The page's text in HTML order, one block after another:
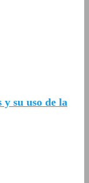
su uso de la